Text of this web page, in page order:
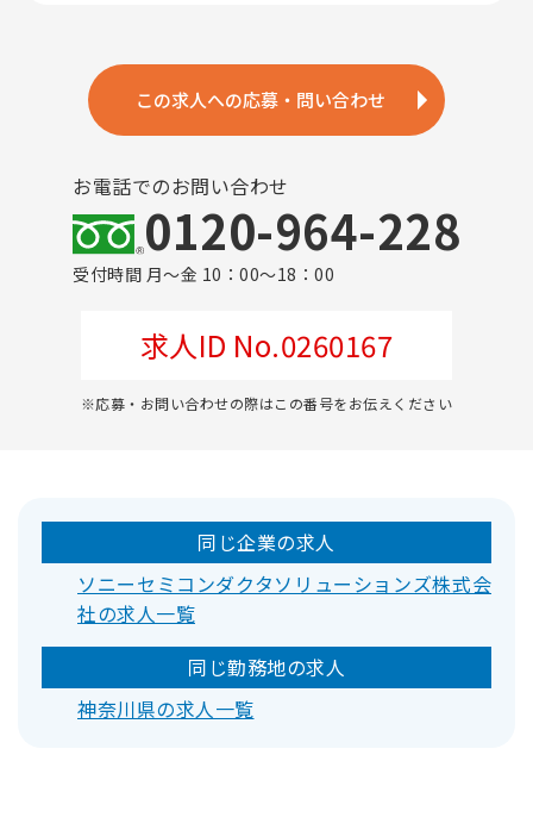
この求人への応募・問い合わせ
お電話でのお問い合わせ
0120-964-228
受付時間 月～金 10：00～18：00
求人ID No.0260167
※応募・お問い合わせの際はこの番号をお伝えください
同じ企業の求人
ソニーセミコンダクタソリューションズ株式会
社の求人一覧
同じ勤務地の求人
神奈川県の求人一覧